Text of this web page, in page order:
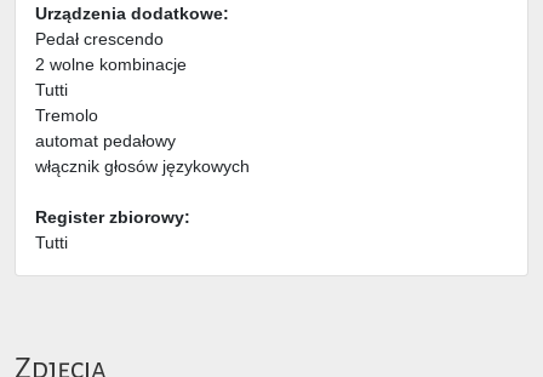
Urządzenia dodatkowe:
Pedał crescendo
2 wolne kombinacje
Tutti
Tremolo
automat pedałowy
włącznik głosów językowych
Register zbiorowy:
Tutti
Zdjęcia